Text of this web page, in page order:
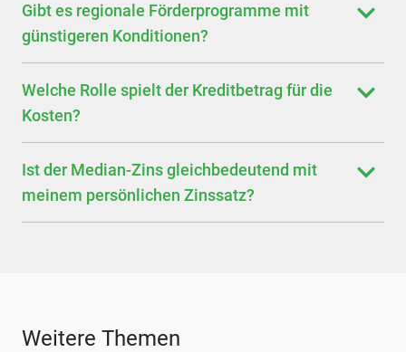
Gibt es regionale Förderprogramme mit
günstigeren Konditionen?
Welche Rolle spielt der Kreditbetrag für die
Kosten?
Ist der Median-Zins gleichbedeutend mit
meinem persönlichen Zinssatz?
Weitere Themen